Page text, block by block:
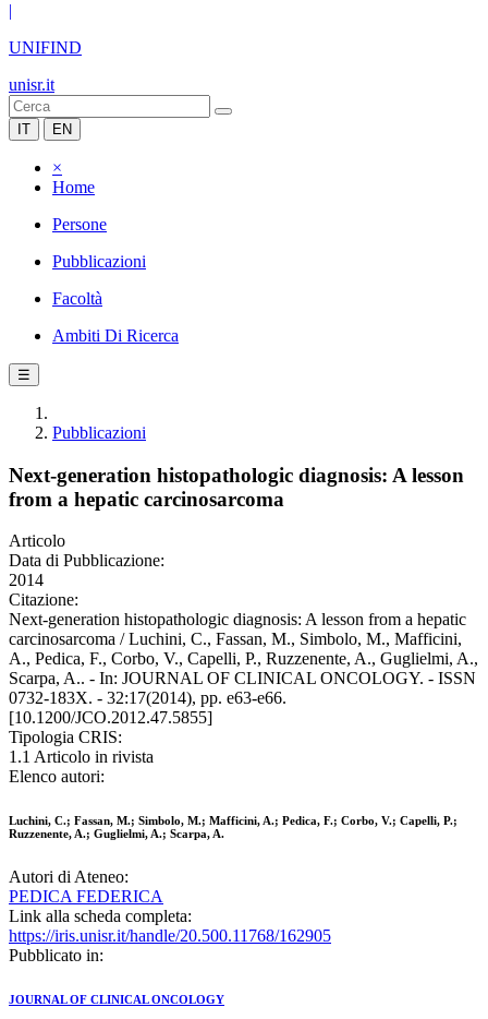
|
UNIFIND
unisr.it
IT EN
×
Home
Persone
Pubblicazioni
Facoltà
Ambiti Di Ricerca
☰
Pubblicazioni
Next-generation histopathologic diagnosis: A lesson
from a hepatic carcinosarcoma
Articolo
Data di Pubblicazione:
2014
Citazione:
Next-generation histopathologic diagnosis: A lesson from a hepatic
carcinosarcoma / Luchini, C., Fassan, M., Simbolo, M., Mafficini,
A., Pedica, F., Corbo, V., Capelli, P., Ruzzenente, A., Guglielmi, A.,
Scarpa, A.. - In: JOURNAL OF CLINICAL ONCOLOGY. - ISSN
0732-183X. - 32:17(2014), pp. e63-e66.
[10.1200/JCO.2012.47.5855]
Tipologia CRIS:
1.1 Articolo in rivista
Elenco autori:
Luchini, C.; Fassan, M.; Simbolo, M.; Mafficini, A.; Pedica, F.; Corbo, V.; Capelli, P.;
Ruzzenente, A.; Guglielmi, A.; Scarpa, A.
Autori di Ateneo:
PEDICA FEDERICA
Link alla scheda completa:
https://iris.unisr.it/handle/20.500.11768/162905
Pubblicato in:
JOURNAL OF CLINICAL ONCOLOGY